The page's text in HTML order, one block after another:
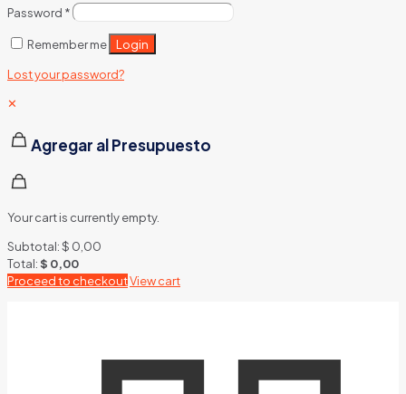
Password *
Remember me Login
Lost your password?
✕
Agregar al Presupuesto
Your cart is currently empty.
Subtotal:$ 0,00
Total:$ 0,00
Proceed to checkoutView cart